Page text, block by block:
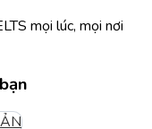
mọi lúc, mọi nơi